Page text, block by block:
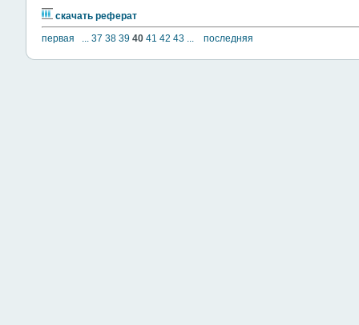
скачать реферат
первая
... 37 38 39 40 41 42 43 ... последняя